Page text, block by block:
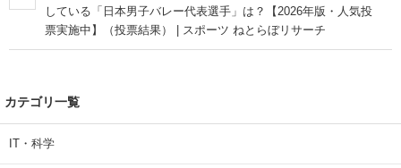
している「日本男子バレー代表選手」は？【2026年版・人気投
票実施中】（投票結果） | スポーツ ねとらぼリサーチ
カテゴリ一覧
IT・科学